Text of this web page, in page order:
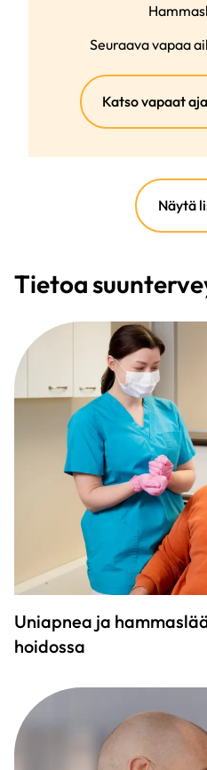
Seuraava vapaa
Katso vapaat
Näytä
Tietoa
Uniapnea ja
hoidossa